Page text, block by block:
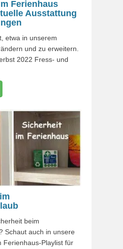
Ferienhaus
Ausstattung
etwa in unserem
und zu erweitern.
2022 Fress- und
beim
Schaut auch in unsere
Ferienhaus-Playlist für